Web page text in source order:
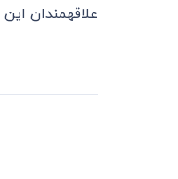
علاقهمندان